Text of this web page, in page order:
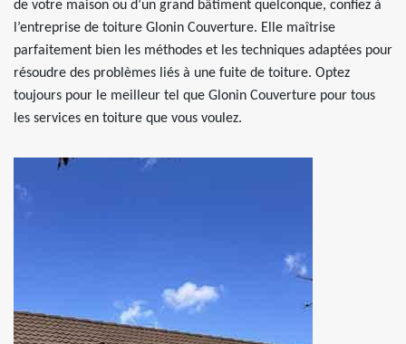
de votre maison ou d’un grand bâtiment quelconque, confiez à
l’entreprise de toiture Glonin Couverture. Elle maîtrise
parfaitement bien les méthodes et les techniques adaptées pour
résoudre des problèmes liés à une fuite de toiture. Optez
toujours pour le meilleur tel que Glonin Couverture pour tous
les services en toiture que vous voulez.